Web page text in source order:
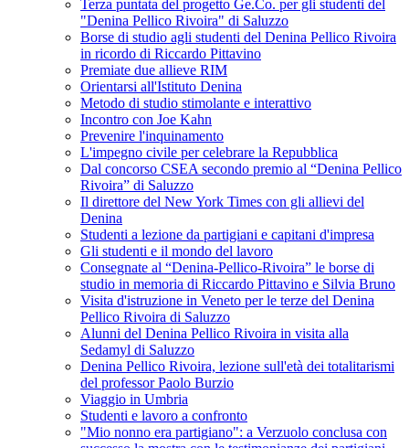
Terza puntata del progetto Ge.Co. per gli studenti del
"Denina Pellico Rivoira" di Saluzzo
Borse di studio agli studenti del Denina Pellico Rivoira
in ricordo di Riccardo Pittavino
Premiate due allieve RIM
Orientarsi all'Istituto Denina
Metodo di studio stimolante e interattivo
Incontro con Joe Kahn
Prevenire l'inquinamento
L'impegno civile per celebrare la Repubblica
Dal concorso CSEA secondo premio al “Denina Pellico
Rivoira” di Saluzzo
Il direttore del New York Times con gli allievi del
Denina
Studenti a lezione da partigiani e capitani d'impresa
Gli studenti e il mondo del lavoro
Consegnate al “Denina-Pellico-Rivoira” le borse di
studio in memoria di Riccardo Pittavino e Silvia Bruno
Visita d'istruzione in Veneto per le terze del Denina
Pellico Rivoira di Saluzzo
Alunni del Denina Pellico Rivoira in visita alla
Sedamyl di Saluzzo
Denina Pellico Rivoira, lezione sull'età dei totalitarismi
del professor Paolo Burzio
Viaggio in Umbria
Studenti e lavoro a confronto
"Mio nonno era partigiano": a Verzuolo conclusa con